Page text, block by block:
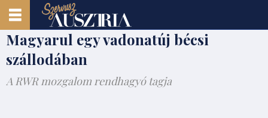
Magyarul egy vadonatúj bécsi
szállodában
A RWR mozgalom rendhagyó tagja